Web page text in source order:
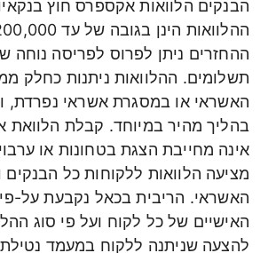
הבנקים הלוואות אקספרס חוץ
תשלומים. ההלוואות ניתנות כחלק
האשראי או במסגרת אשראי נפרדת,
בהליך מהיר במיוחד. קבלת
אינה מחייבת הצגת בטחונות או
מציעה הלוואות ללקוחות כל הבנקים
האשראי. הריבית בכאל נקבעת על-פי
האישיים של כל לקוח ועל פי סוג
להצעה שניתנה ללקוח במעמד